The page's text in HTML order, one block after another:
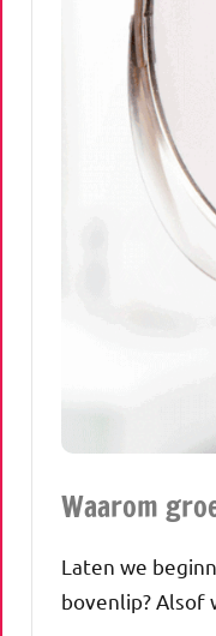
Waarom
Laten we
bovenlip? Alsof